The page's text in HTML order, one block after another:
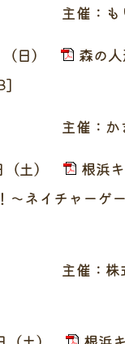
もりむ
日）
森の
まめっ
土）
根浜
～ネイチャーゲ
式会社